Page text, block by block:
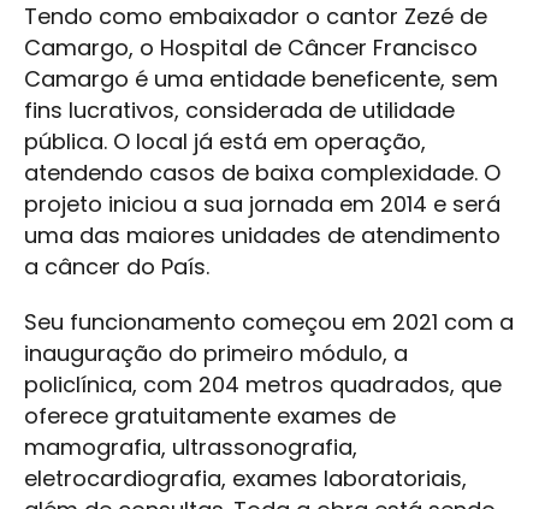
Tendo como embaixador o cantor Zezé de
Camargo, o Hospital de Câncer Francisco
Camargo é uma entidade beneficente, sem
fins lucrativos, considerada de utilidade
pública. O local já está em operação,
atendendo casos de baixa complexidade. O
projeto iniciou a sua jornada em 2014 e será
uma das maiores unidades de atendimento
a câncer do País.
Seu funcionamento começou em 2021 com a
inauguração do primeiro módulo, a
policlínica, com 204 metros quadrados, que
oferece gratuitamente exames de
mamografia, ultrassonografia,
eletrocardiografia, exames laboratoriais,